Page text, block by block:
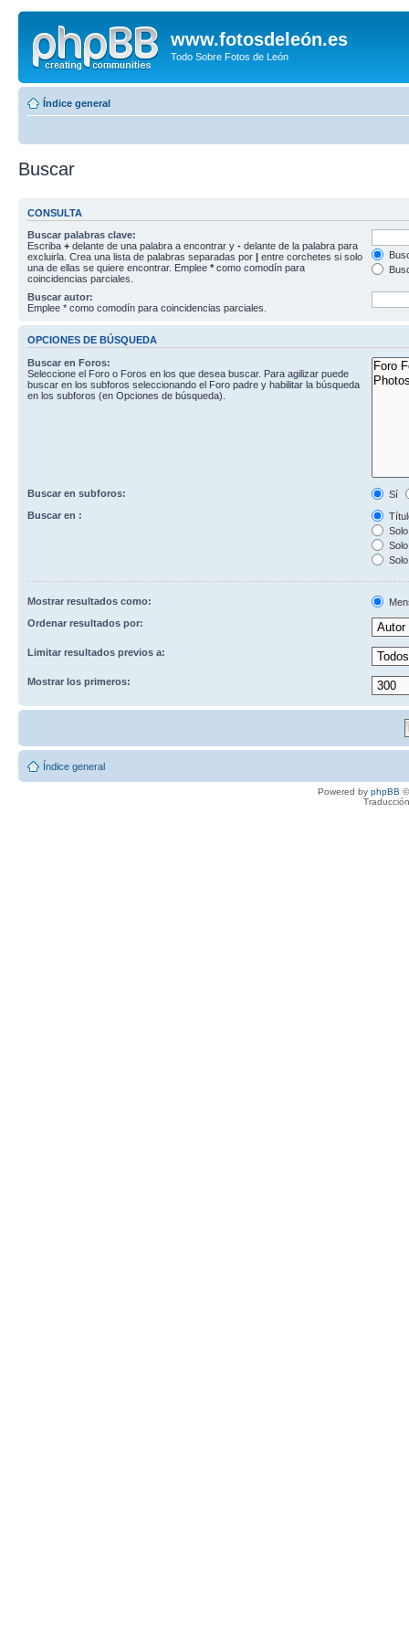
www.fotosdeleón.es
Todo Sobre Fotos de León
Índice general
Buscar
CONSULTA
Buscar palabras clave:
Escriba + delante de una palabra a encontrar y - delante de la palabra para
excluirla. Crea una lista de palabras separadas por | entre corchetes si solo
una de ellas se quiere encontrar. Emplee * como comodín para
coincidencias parciales.
Buscar autor:
Emplee * como comodín para coincidencias parciales.
OPCIONES DE BÚSQUEDA
Buscar en Foros:
Seleccione el Foro o Foros en los que desea buscar. Para agilizar puede
buscar en los subforos seleccionando el Foro padre y habilitar la búsqueda
en los subforos (en Opciones de búsqueda).
Buscar en subforos:
Sí
Buscar en :
Mostrar resultados como:
Ordenar resultados por:
Limitar resultados previos a:
Mostrar los primeros:
Índice general
Powered by phpBB